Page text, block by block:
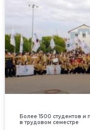
Более 1500 студентов и
в трудовом семестре